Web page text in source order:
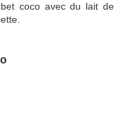
coco avec du lait de